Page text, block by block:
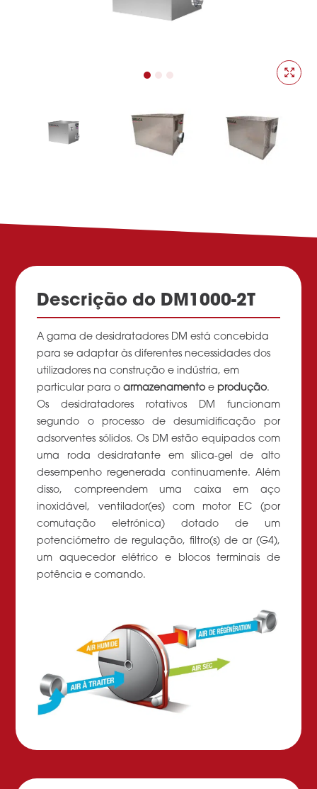
Descrição do DM1000-2T
A gama de desidratadores DM está concebida
para se adaptar às diferentes necessidades dos
utilizadores na construção e indústria, em
particular para oarmazenamento e produção.
Os desidratadores rotativos DM funcionam
segundo o processo de desumidificação por
adsorventes sólidos. Os DM estão equipados com
uma roda desidratante em sílica-gel de alto
desempenho regenerada continuamente. Além
disso, compreendem uma caixa em aço
inoxidável, ventilador(es) com motor EC (por
comutação eletrónica) dotado de um
potenciómetro de regulação, filtro(s) de ar (G4),
um aquecedor elétrico e blocos terminais de
potência e comando.